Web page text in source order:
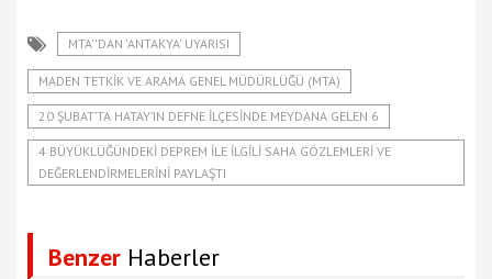
MTA''DAN 'ANTAKYA' UYARISI
MADEN TETKIK VE ARAMA GENEL MÜDÜRLÜĞÜ (MTA)
20 ŞUBAT’TA HATAY’IN DEFNE ILÇESINDE MEYDANA GELEN 6
4 BÜYÜKLÜĞÜNDEKI DEPREM ILE ILGILI SAHA GÖZLEMLERI VE
DEĞERLENDIRMELERINI PAYLAŞTI
Benzer Haberler